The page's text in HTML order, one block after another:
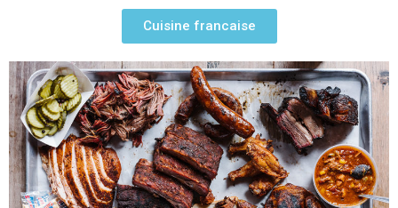
Cuisine francaise